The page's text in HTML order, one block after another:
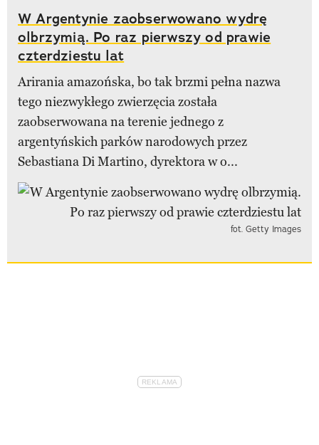
W Argentynie zaobserwowano wydrę
olbrzymią. Po raz pierwszy od prawie
czterdziestu lat
Arirania amazońska, bo tak brzmi pełna nazwa
tego niezwykłego zwierzęcia została
zaobserwowana na terenie jednego z
argentyńskich parków narodowych przez
Sebastiana Di Martino, dyrektora w o...
fot. Getty Images